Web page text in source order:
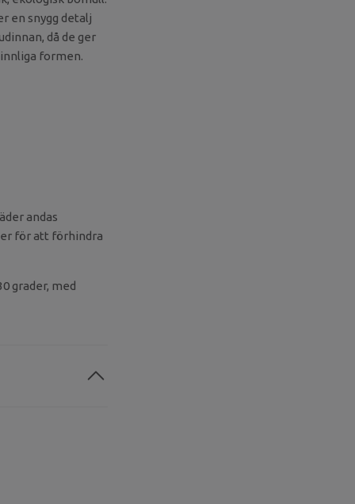
en snygg detalj
då de ger
formen.
andas
för att förhindra
grader, med